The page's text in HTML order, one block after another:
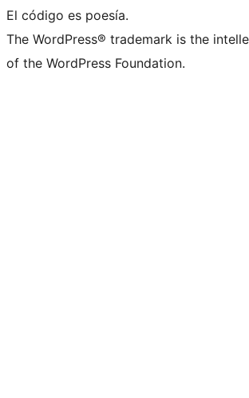
El código es poesía.
The WordPress® trademark is the
of the WordPress Foundation.